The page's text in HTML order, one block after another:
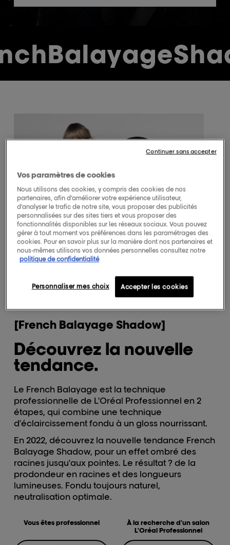
[French Balayage Shadow]
Découvrez la nouvelle
tendance.
Le French Balayage est la technique
professionnelle de L'Oréal Professionnel en 2
étapes, qui combine une technique
d'éclaircissement fondu à un gloss nourrissant.
En 2022, découvrez la nouvelle tendance French
Balayage Shadow, pour un effet ombré des
racines jusqu'aux pointes. Le résultat ? de la
prodondeur en racines et des longueurs
lumineuses. Fondu toujours naturel,
neutralisation optimale.
Vous êtes professionnel
À la recherche d'un salon
L'Oréal Professionnel
Vos paramètres de cookies
Nous utilisons des cookies, y compris des cookies de nos
partenaires, afin d’améliorer votre expérience utilisateur,
d’analyser le trafic de notre site, vous proposer des publicités
personnalisées sur des sites tiers et vous proposer des
fonctionnalités disponibles sur les réseaux sociaux. Vous pouvez
gérer à tout moment vos préférences dans les paramétrages des
cookies. Pour en savoir plus sur la manière dont nos partenaires et
nous-mêmes utilisons vos données personnelles consultez notre
politique de confidentialité
Accepter les cookies
Personnaliser mes choix
Continuer sans accepter